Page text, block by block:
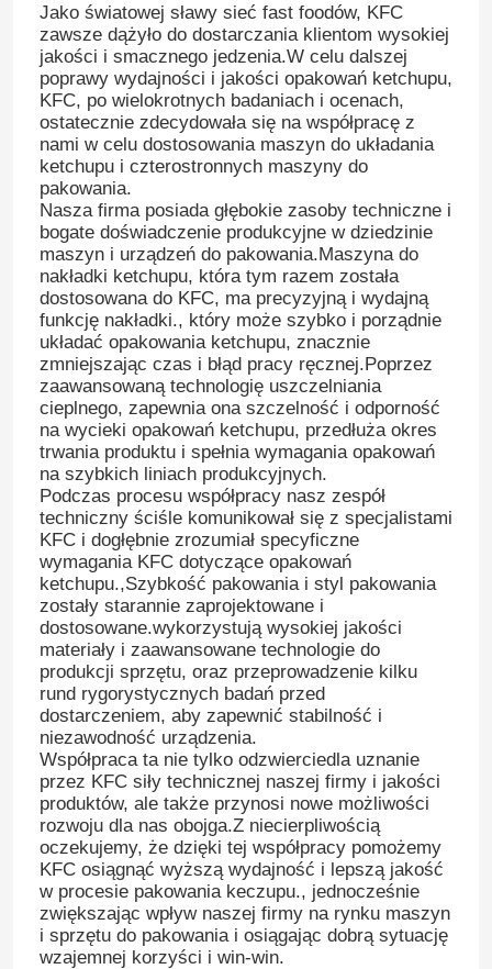
Jako światowej sławy sieć fast foodów, KFC
zawsze dążyło do dostarczania klientom wysokiej
jakości i smacznego jedzenia.W celu dalszej
poprawy wydajności i jakości opakowań ketchupu,
KFC, po wielokrotnych badaniach i ocenach,
ostatecznie zdecydowała się na współpracę z
nami w celu dostosowania maszyn do układania
ketchupu i czterostronnych maszyny do
pakowania.
Nasza firma posiada głębokie zasoby techniczne i
bogate doświadczenie produkcyjne w dziedzinie
maszyn i urządzeń do pakowania.Maszyna do
nakładki ketchupu, która tym razem została
dostosowana do KFC, ma precyzyjną i wydajną
funkcję nakładki., który może szybko i porządnie
układać opakowania ketchupu, znacznie
zmniejszając czas i błąd pracy ręcznej.Poprzez
zaawansowaną technologię uszczelniania
cieplnego, zapewnia ona szczelność i odporność
na wycieki opakowań ketchupu, przedłuża okres
trwania produktu i spełnia wymagania opakowań
na szybkich liniach produkcyjnych.
Podczas procesu współpracy nasz zespół
techniczny ściśle komunikował się z specjalistami
KFC i dogłębnie zrozumiał specyficzne
wymagania KFC dotyczące opakowań
ketchupu.,Szybkość pakowania i styl pakowania
zostały starannie zaprojektowane i
dostosowane.wykorzystują wysokiej jakości
materiały i zaawansowane technologie do
produkcji sprzętu, oraz przeprowadzenie kilku
rund rygorystycznych badań przed
dostarczeniem, aby zapewnić stabilność i
niezawodność urządzenia.
Współpraca ta nie tylko odzwierciedla uznanie
przez KFC siły technicznej naszej firmy i jakości
produktów, ale także przynosi nowe możliwości
rozwoju dla nas obojga.Z niecierpliwością
oczekujemy, że dzięki tej współpracy pomożemy
KFC osiągnąć wyższą wydajność i lepszą jakość
w procesie pakowania keczupu., jednocześnie
zwiększając wpływ naszej firmy na rynku maszyn
i sprzętu do pakowania i osiągając dobrą sytuację
wzajemnej korzyści i win-win.